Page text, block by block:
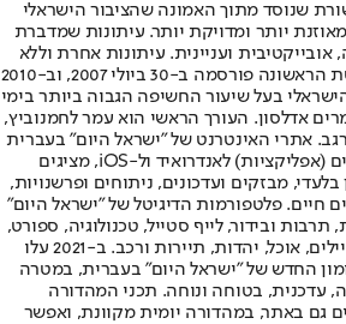
שנוסד מתוך האמונה שהציבור הישראלי
יותר ומדויקת יותר. עיתונות שמדברת
אובייקטיבית ועניינית. עיתונות אחרת וללא
תשלום. המהדורה המודפסת הראשונה פורסמה ב-30 ביולי 2007, וב-2010
בעל שיעור החשיפה הגבוה ביותר בימי
אדלסון. העורך הראשי הוא עמר לחמנוביץ,
אתרי האינטרנט של "ישראל היום" בעברית
ובאנגלית, כמו כן היישומונים (אפליקציות) לאנדרואיד ול-iOS, מציגים
מבזקים ועדכונים, ניתוחים ופרשנויות,
חיים. פלטפורמות הדיגיטל של "ישראל היום"
תרבות ובידור, לייף סטייל, טכנולוגיה, ספורט,
כלכלה וצרכנות, בריאות, חיילים, אוכל, יהדות, תיירות ורכב. ב-2021 עלו
החדש של "ישראל היום" בעברית, במטרה
עדכנית, בטוחה ונוחה. תכני המהדורה
גם באתר, במהדורה יומית מקוונת, ואפשר